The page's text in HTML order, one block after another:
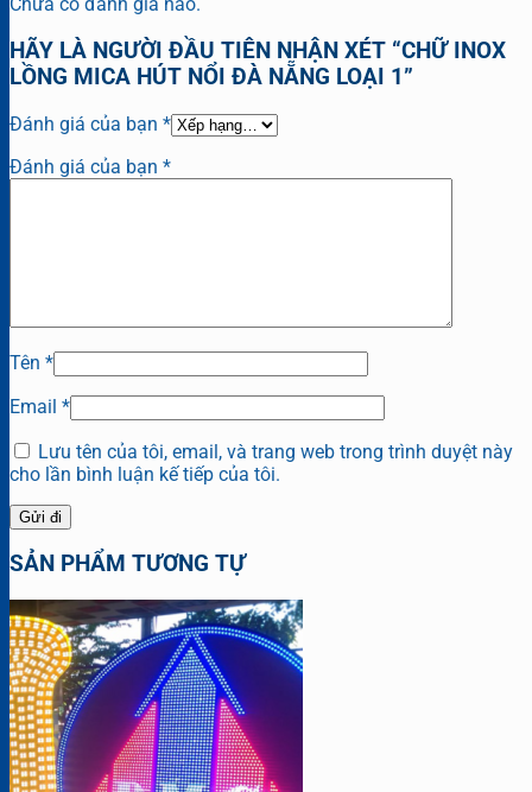
Chưa có đánh giá nào.
HÃY LÀ NGƯỜI ĐẦU TIÊN NHẬN XÉT “CHỮ INOX
LỒNG MICA HÚT NỔI ĐÀ NẴNG LOẠI 1”
Đánh giá của bạn *
Đánh giá của bạn *
Tên *
Email *
Lưu tên của tôi, email, và trang web trong trình duyệt này
cho lần bình luận kế tiếp của tôi.
SẢN PHẨM TƯƠNG TỰ